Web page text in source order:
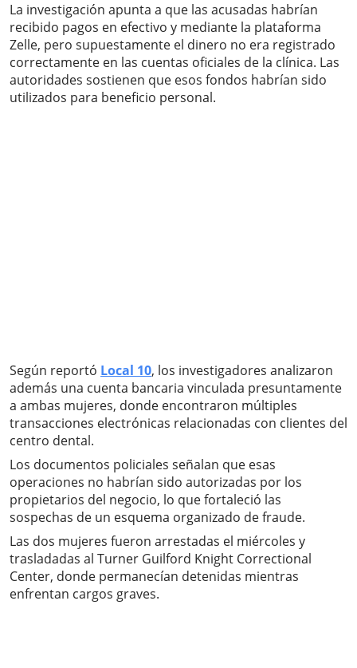
La investigación apunta a que las acusadas habrían
recibido pagos en efectivo y mediante la plataforma
Zelle, pero supuestamente el dinero no era registrado
correctamente en las cuentas oficiales de la clínica. Las
autoridades sostienen que esos fondos habrían sido
utilizados para beneficio personal.
Según reportó Local 10, los investigadores analizaron
además una cuenta bancaria vinculada presuntamente
a ambas mujeres, donde encontraron múltiples
transacciones electrónicas relacionadas con clientes del
centro dental.
Los documentos policiales señalan que esas
operaciones no habrían sido autorizadas por los
propietarios del negocio, lo que fortaleció las
sospechas de un esquema organizado de fraude.
Las dos mujeres fueron arrestadas el miércoles y
trasladadas al Turner Guilford Knight Correctional
Center, donde permanecían detenidas mientras
enfrentan cargos graves.